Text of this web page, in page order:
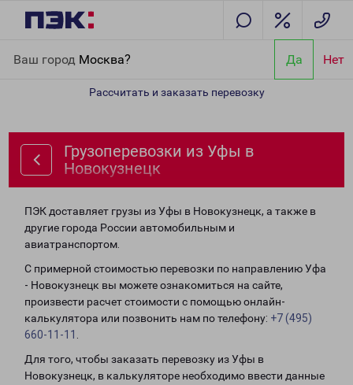
Ваш город Москва? Да Нет
Рассчитать и заказать перевозку
Грузоперевозки из Уфы в
Новокузнецк
ПЭК доставляет грузы из Уфы в Новокузнецк, а также в
другие города России автомобильным и
авиатранспортом.
С примерной стоимостью перевозки по направлению Уфа
- Новокузнецк вы можете ознакомиться на сайте,
произвести расчет стоимости с помощью онлайн-
калькулятора или позвонить нам по телефону: +7 (495)
660-11-11
Для того, чтобы заказать перевозку из Уфы в
Новокузнецк, в калькуляторе необходимо ввести данные